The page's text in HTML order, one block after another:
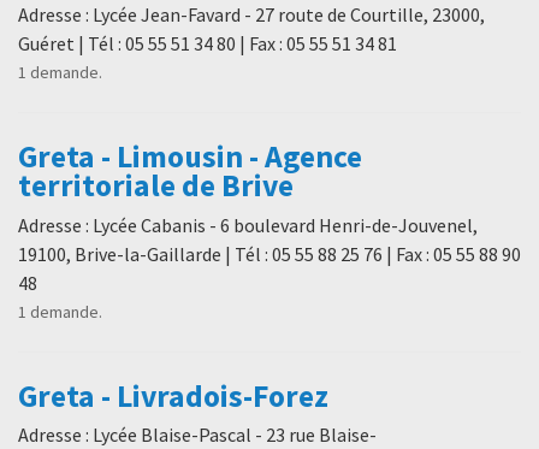
Adresse : Lycée Jean-Favard - 27 route de Courtille, 23000,
Guéret | Tél : 05 55 51 34 80 | Fax : 05 55 51 34 81
1 demande.
Greta - Limousin - Agence
territoriale de Brive
Adresse : Lycée Cabanis - 6 boulevard Henri-de-Jouvenel,
19100, Brive-la-Gaillarde | Tél : 05 55 88 25 76 | Fax : 05 55 88 90
48
1 demande.
Greta - Livradois-Forez
Adresse : Lycée Blaise-Pascal - 23 rue Blaise-